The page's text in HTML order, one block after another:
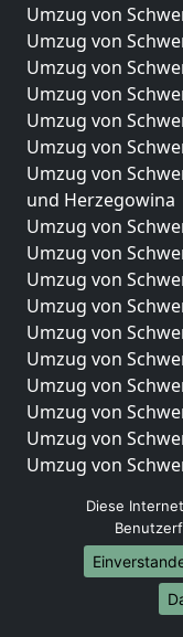
Umzug von
Umzug von
Umzug von
Umzug von
Umzug von
Umzug von
Umzug von
und Herzegowina
Umzug von
Umzug von
Umzug von
Umzug von
Umzug von
Umzug von
Umzug von
Umzug von
Umzug von
Umzug von
Umzug von
Umzug von
Umzüge-
Umzug von
Diese